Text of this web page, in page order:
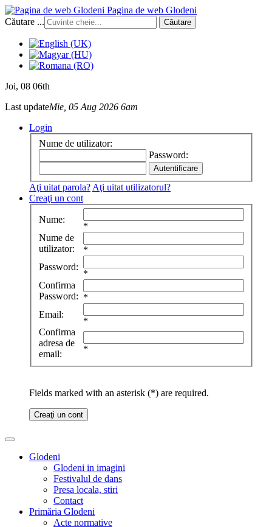
Pagina de web Glodeni
Căutare ...
Căutare
Joi, 08 06th
Last updateMie, 05 Aug 2026 6am
Login
Nume de utilizator:
Password:
Aţi uitat parola? Aţi uitat utilizatorul?
Creaţi un cont
Nume:
*
Nume de
utilizator:
*
Password:
*
Confirma
Password: *
Email:
*
Confirma
adresa de
email:
*
Fields marked with an asterisk (*) are required.
Creaţi un cont
Glodeni
Glodeni in imagini
Festivalul de dans
Presa locala, stiri
Contact
Primăria Glodeni
Acte normative